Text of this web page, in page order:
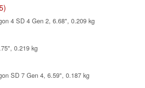
4 SD 4 Gen 2, 6.68", 0.209 kg
0.219 kg
SD 7 Gen 4, 6.59", 0.187 kg